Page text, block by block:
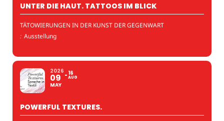
UNTER DIE HAUT. TATTOOS IM BLICK
TÄTOWIERUNGEN IN DER KUNST DER GEGENWART
: Ausstellung
2026
09
MAY
16
AUG
POWERFUL TEXTURES.